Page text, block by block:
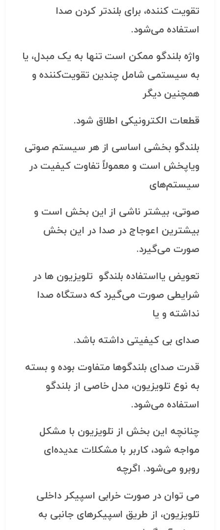
تقویت کننده، برای بلندتر کردن صدا
استفاده می‌شود.
واژه بلندگو ممکن است تنها به یک مبدل، یا
به سیستمی شامل چندین تقویت‌کننده و
همچنین دیگر
قطعات الکترونیکی اطلاق شود.
بلندگو بخشی اساسی از هر سیستم صوتی
ویاپخش است و معمولاً تفاوت کیفیت در
سیستم‌های
صوتی، بیشتر ناشی از این بخش است و
بیشترین اعوجاج در صدا در این بخش
صورت می‌گیرد.
تعویض یااستفاده بلندگو تلویزیون ها در
شرایطی صورت می‌گیرد که دستگاه صدا
نداشته و یا
صدای بی کیفیتی داشته باشد.
قدرت صدای بلندگوها متفاوت بوده و بسته
به نوع تلویزیون، مدل خاصی از بلندگو
استفاده می‌شود.
چنانچه این بخش از تلویزیون با مشکل
مواجه شود، کاربر با مشکلات عدیده‌ای
روبرو می‌شود. اگرچه
می توان در صورت خرابی اسپیکر داخلی
تلویزیون، از طریق اسپیکرهای جانبی به